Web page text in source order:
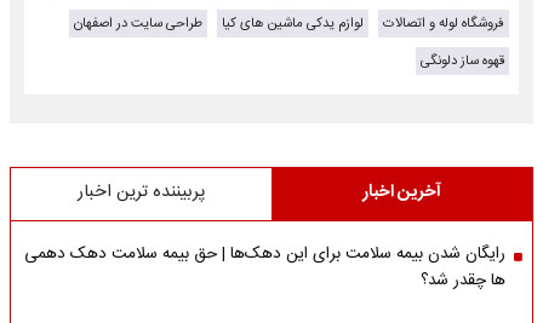
فروشگاه لوله و اتصالات
لوازم یدکی ماشین های کیا
طراحی سایت در اصفهان
قهوه ساز دلونگی
آخرین اخبار پربیننده ترین اخبار
رایگان شدن بیمه سلامت برای این دهک‌ها | حق بیمه‌ سلامت دهک دهمی
ها چقدر شد؟